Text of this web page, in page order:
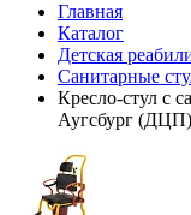
Главная
Каталог
Детская
Санитарные
Кресло-стул с
Аугсбург (ДЦП)